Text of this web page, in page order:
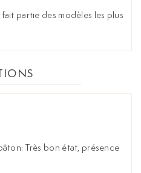
partie des modèles les plus
Très bon état, présence